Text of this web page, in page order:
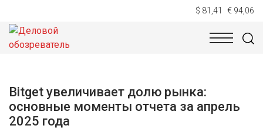
$ 81,41 € 94,06
НОВОСТИ
Bitget увеличивает долю рынка:
основные моменты отчета за апрель
2025 года